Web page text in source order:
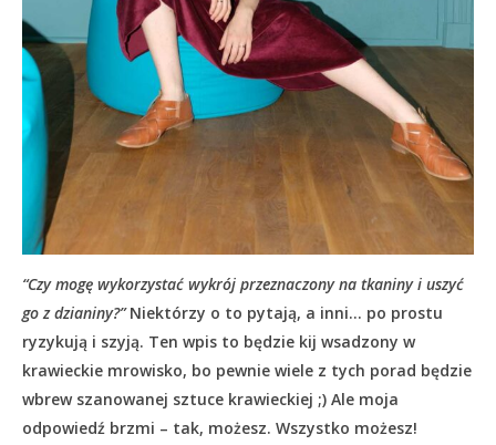
“Czy mogę wykorzystać wykrój przeznaczony na tkaniny i uszyć
go z dzianiny?”Niektórzy o to pytają, a inni… po prostu
ryzykują i szyją. Ten wpis to będzie kij wsadzony w
krawieckie mrowisko, bo pewnie wiele z tych porad będzie
wbrew szanowanej sztuce krawieckiej ;) Ale moja
odpowiedź brzmi – tak, możesz. Wszystko możesz!